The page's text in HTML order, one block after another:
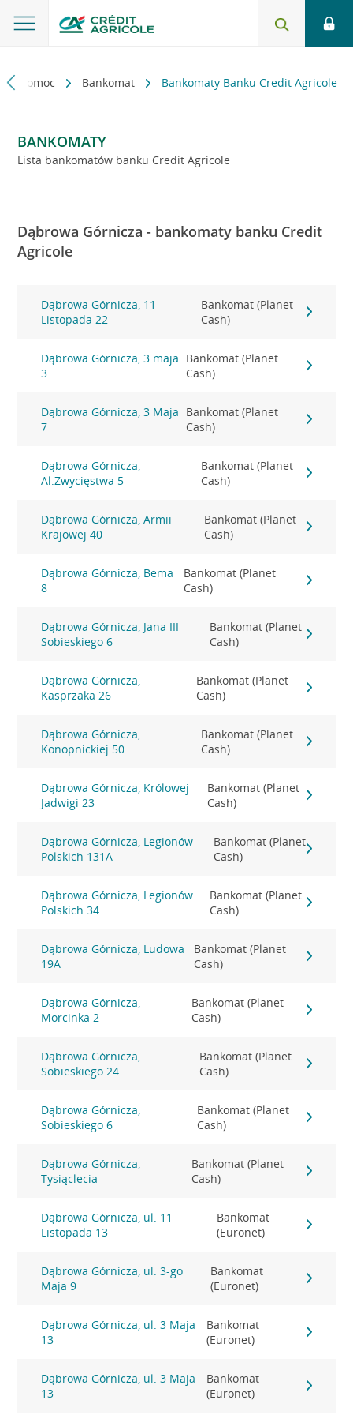
i pomoc Bankomat Bankomaty Banku Credit Agricole
BANKOMATY
Lista bankomatów banku Credit Agricole
Dąbrowa Górnicza - bankomaty banku Credit
Agricole
Dąbrowa Górnicza, 11
Listopada 22
Bankomat (Planet
Cash)
Dąbrowa Górnicza, 3 maja
3
Bankomat (Planet
Cash)
Dąbrowa Górnicza, 3 Maja
7
Bankomat (Planet
Cash)
Dąbrowa Górnicza,
Al.Zwycięstwa 5
Bankomat (Planet
Cash)
Dąbrowa Górnicza, Armii
Krajowej 40
Bankomat (Planet
Cash)
Dąbrowa Górnicza, Bema
8
Bankomat (Planet
Cash)
Dąbrowa Górnicza, Jana III
Sobieskiego 6
Bankomat (Planet
Cash)
Dąbrowa Górnicza,
Kasprzaka 26
Bankomat (Planet
Cash)
Dąbrowa Górnicza,
Konopnickiej 50
Bankomat (Planet
Cash)
Dąbrowa Górnicza, Królowej
Jadwigi 23
Bankomat (Planet
Cash)
Dąbrowa Górnicza, Legionów
Polskich 131A
Bankomat (Planet
Cash)
Dąbrowa Górnicza, Legionów
Polskich 34
Bankomat (Planet
Cash)
Dąbrowa Górnicza, Ludowa
19A
Bankomat (Planet
Cash)
Dąbrowa Górnicza,
Morcinka 2
Bankomat (Planet
Cash)
Dąbrowa Górnicza,
Sobieskiego 24
Bankomat (Planet
Cash)
Dąbrowa Górnicza,
Sobieskiego 6
Bankomat (Planet
Cash)
Dąbrowa Górnicza,
Tysiąclecia
Bankomat (Planet
Cash)
Dąbrowa Górnicza, ul. 11
Listopada 13
Bankomat
(Euronet)
Dąbrowa Górnicza, ul. 3-go
Maja 9
Bankomat
(Euronet)
Dąbrowa Górnicza, ul. 3 Maja
13
Bankomat
(Euronet)
Dąbrowa Górnicza, ul. 3 Maja
13
Bankomat
(Euronet)